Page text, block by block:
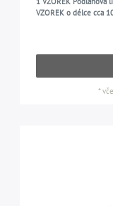
VZOREK o délce cca
*